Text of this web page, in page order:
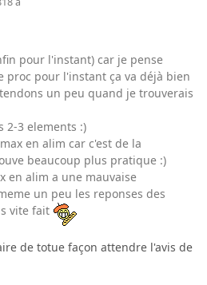
pour l'instant) car je pense
proc pour l'instant ça va déjà bien
un peu quand je trouverais
2-3 elements :)
en alim car c'est de la
beaucoup plus pratique :)
en alim a une mauvaise
un peu les reponses des
vite fait
de totue façon attendre l'avis de